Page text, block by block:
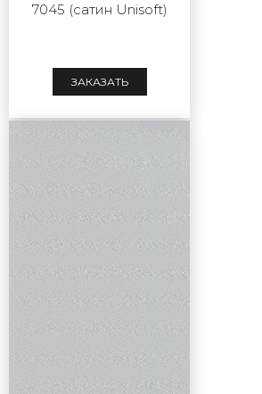
7045 (сатин Unisoft)
ЗАКАЗАТЬ